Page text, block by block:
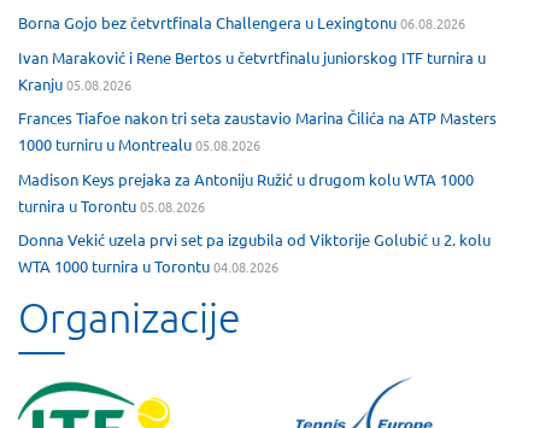
Borna Gojo bez četvrtfinala Challengera u Lexingtonu06.08.2026
Ivan Maraković i Rene Bertos u četvrtfinalu juniorskog ITF turnira u
Kranju05.08.2026
Frances Tiafoe nakon tri seta zaustavio Marina Čilića na ATP Masters
1000 turniru u Montrealu05.08.2026
Madison Keys prejaka za Antoniju Ružić u drugom kolu WTA 1000
turnira u Torontu05.08.2026
Donna Vekić uzela prvi set pa izgubila od Viktorije Golubić u 2. kolu
WTA 1000 turnira u Torontu04.08.2026
Organizacije